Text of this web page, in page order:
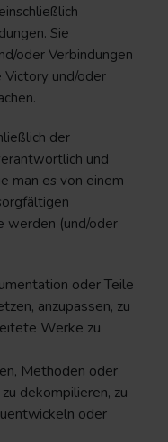
Sie
oder Verbindungen
Victory und/oder
der
und
man es von einem
werden (und/oder
oder Teile
anzupassen, zu
Werke zu
Methoden oder
dekompilieren, zu
oder